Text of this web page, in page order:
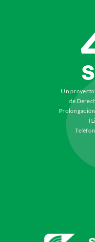
Un proyecto
de